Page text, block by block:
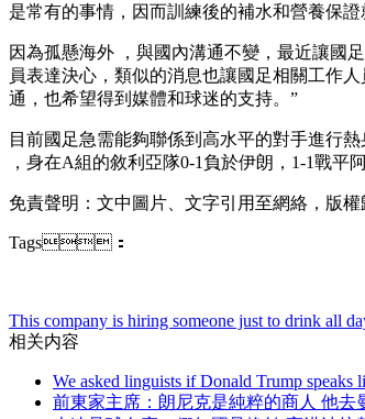
是常有的事情 ，因而訓練後的補水和營養保證就
因為孤懸海外 ，與國內溝通不變 ，最近
員表達決心 ，類似的消息也讓國足相關工作
通 ，也希望得到媒體和球迷的支持。”
目前國足急需能夠聯係到高水平的對手進行熱身
，身在A組的敘利亞隊0-1負於伊朗，1-1戰平阿
免責聲明：文中圖片 、文字引用至網絡，版
Tags：
This company is hiring someone just to drink all
相关内容
We asked linguists if Donald Trump speaks
前東家主席：朗尼克是純粹的商人 他